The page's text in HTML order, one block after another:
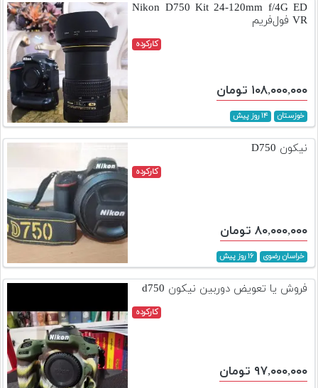
Nikon D750 Kit 24-120mm f/4G ED
VR فول‌فریم
کارکرده
۱۰۸,۰۰۰,۰۰۰ تومان
خوزستان ۱۴ روز پیش
نیکون D750
کارکرده
۸۰,۰۰۰,۰۰۰ تومان
خراسان رضوی ۱۶ روز پیش
فروش یا تعویض دوربین نیکون d750
کارکرده
۹۷,۰۰۰,۰۰۰ تومان